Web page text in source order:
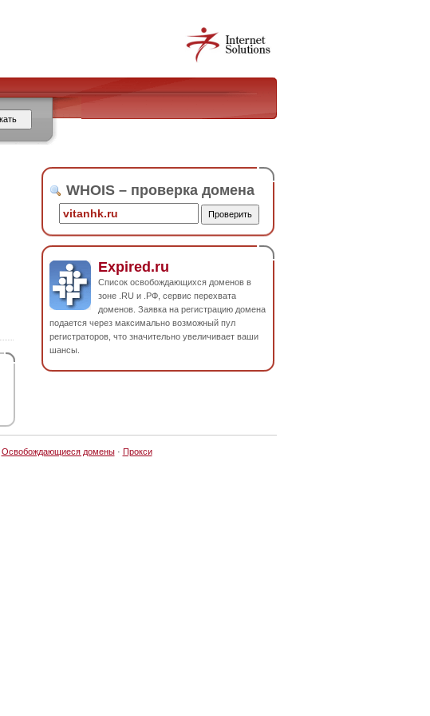
WHOIS – проверка домена
Expired.ru
Список освобождающихся доменов в
зоне .RU и .РФ, сервис перехвата
доменов. Заявка на регистрацию домена
подается через максимально возможный пул
регистраторов, что значительно увеличивает ваши
шансы.
Освобождающиеся домены· Прокси